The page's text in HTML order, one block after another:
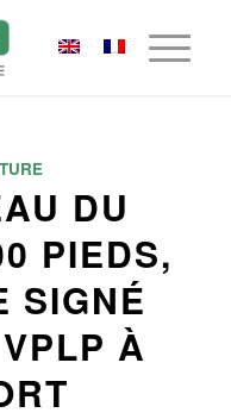
DU
PIEDS,
SIGNÉ
À